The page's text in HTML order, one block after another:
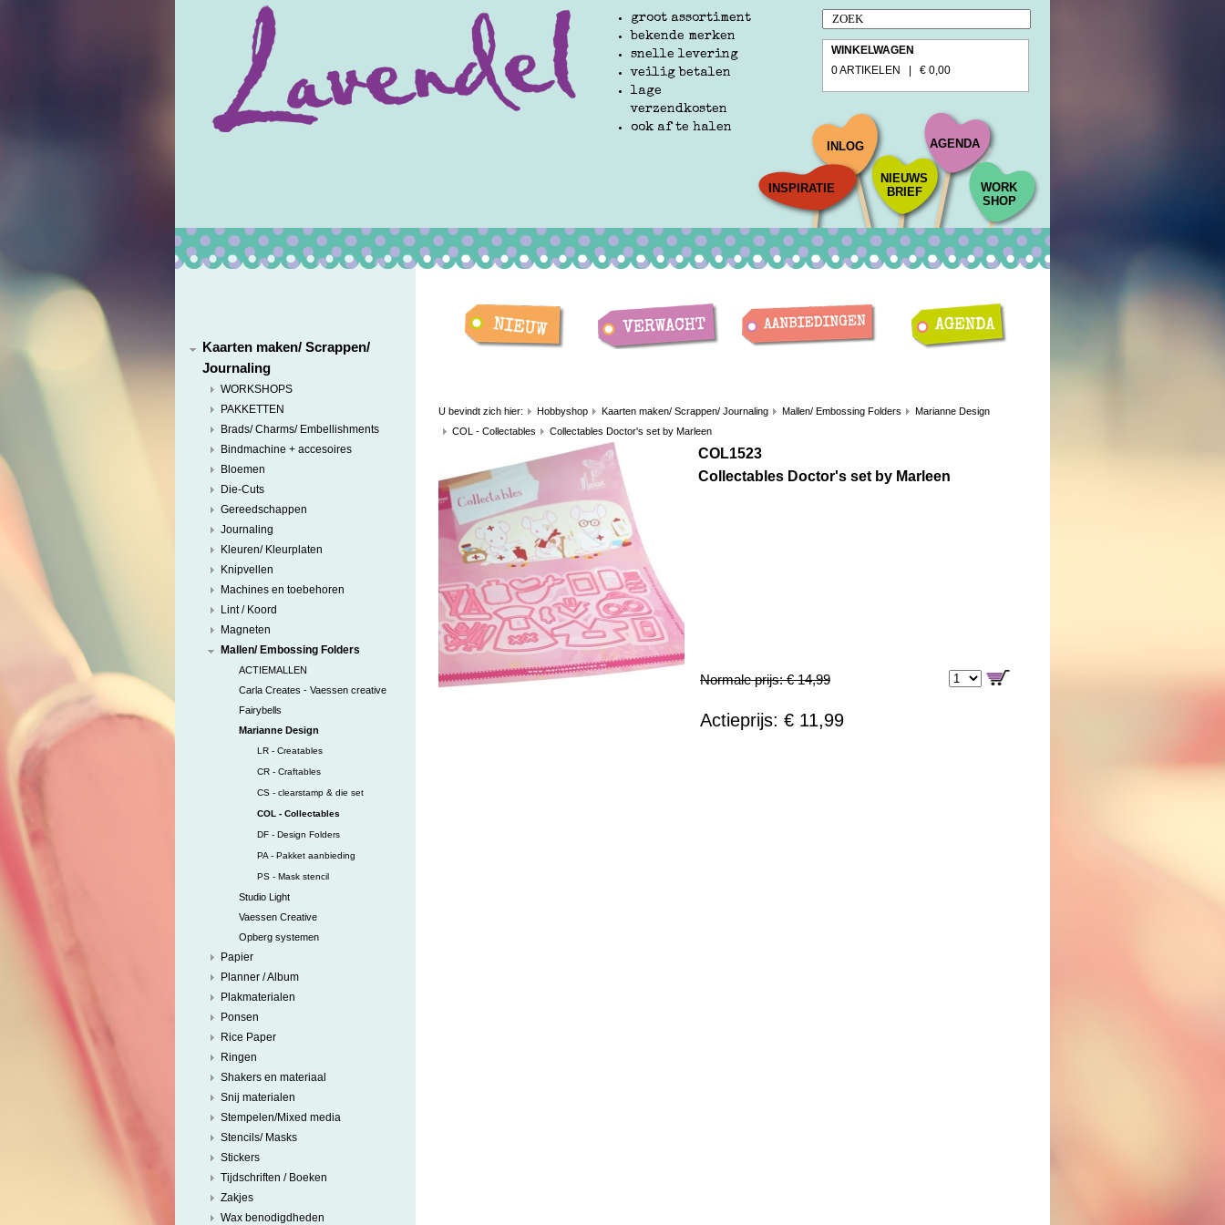
groot assortiment
bekende merken
snelle levering
veilig betalen
lage
verzendkosten
ook af te halen
WINKELWAGEN
0 ARTIKELEN | € 0,00
INSPIRATIE
INLOG
NIEUWS
BRIEF
AGENDA
WORK
SHOP
Kaarten maken/ Scrappen/
Journaling
WORKSHOPS
PAKKETTEN
Brads/ Charms/ Embellishments
Bindmachine + accesoires
Bloemen
Die-Cuts
Gereedschappen
Journaling
Kleuren/ Kleurplaten
Knipvellen
Machines en toebehoren
Lint / Koord
Magneten
Mallen/ Embossing Folders
ACTIEMALLEN
Carla Creates - Vaessen creative
Fairybells
Marianne Design
LR - Creatables
CR - Craftables
CS - clearstamp & die set
COL - Collectables
DF - Design Folders
PA - Pakket aanbieding
PS - Mask stencil
Studio Light
Vaessen Creative
Opberg systemen
Papier
Planner / Album
Plakmaterialen
Ponsen
Rice Paper
Ringen
Shakers en materiaal
Snij materialen
Stempelen/Mixed media
Stencils/ Masks
Stickers
Tijdschriften / Boeken
Zakjes
Wax benodigdheden
U bevindt zich hier: Hobbyshop Kaarten maken/ Scrappen/ Journaling Mallen/ Embossing Folders
Marianne Design
COL - Collectables
Collectables Doctor's set by Marleen
COL1523
Collectables Doctor's set by Marleen
Normale prijs: € 14,99
Actieprijs: € 11,99